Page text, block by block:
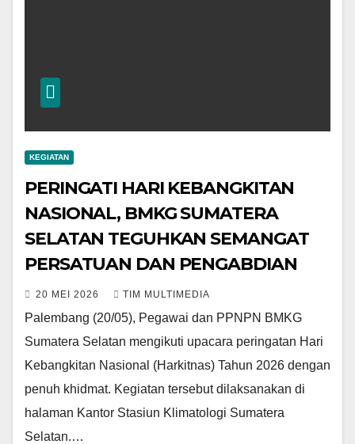
KEGIATAN
PERINGATI HARI KEBANGKITAN
NASIONAL, BMKG SUMATERA
SELATAN TEGUHKAN SEMANGAT
PERSATUAN DAN PENGABDIAN
20 MEI 2026 TIM MULTIMEDIA
Palembang (20/05), Pegawai dan PPNPN BMKG
Sumatera Selatan mengikuti upacara peringatan Hari
Kebangkitan Nasional (Harkitnas) Tahun 2026 dengan
penuh khidmat. Kegiatan tersebut dilaksanakan di
halaman Kantor Stasiun Klimatologi Sumatera
Selatan.…